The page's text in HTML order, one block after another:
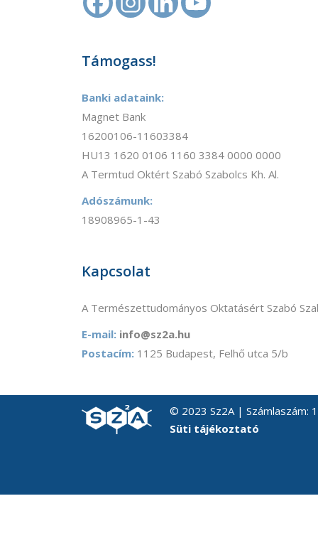
Támogass!
Banki adataink:
Magnet Bank
16200106-11603384
HU13 1620 0106 1160 3384 0000 0000
A Termtud Oktért Szabó Szabolcs Kh. Al.
Adószámunk:
18908965-1-43
Kapcsolat
A Természettudományos Oktatásért Szabó
E-mail: info@sz2a.hu
Postacím: 1125 Budapest, Felhő utca 5/b
© 2023 Sz2A | Számlaszám:
Süti tájékoztató